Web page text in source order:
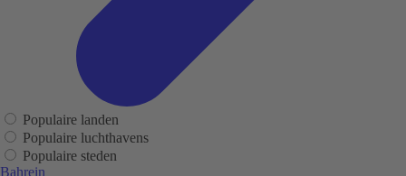
Populaire landen
Populaire luchthavens
Populaire steden
Bahrein